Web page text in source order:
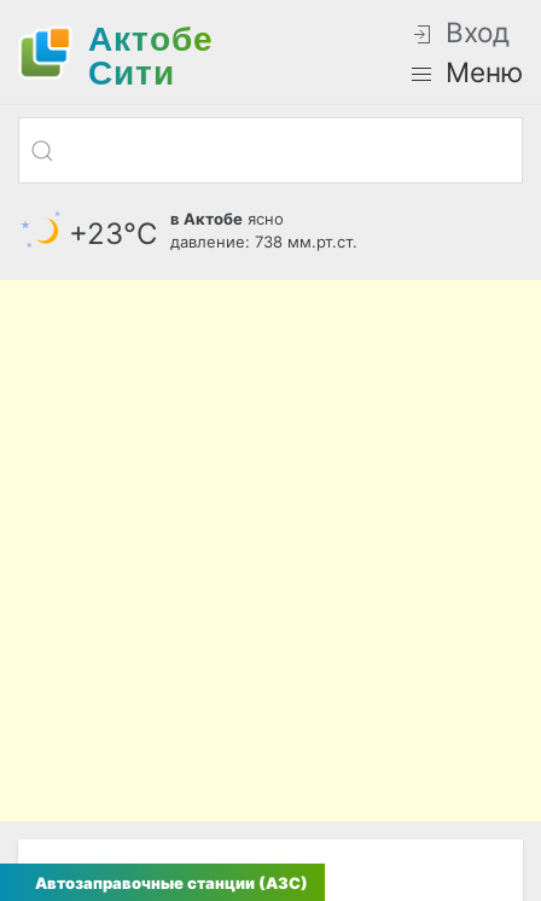
Актобе
Cити
Вход
Меню
+23°С в Актобе ясно
давление: 738 мм.рт.ст.
Автозаправочные станции (АЗС)